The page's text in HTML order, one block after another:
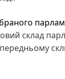
склад